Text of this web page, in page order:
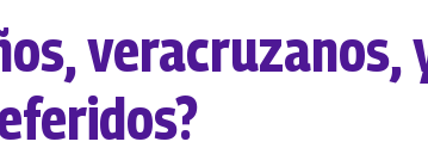
veracruzanos,